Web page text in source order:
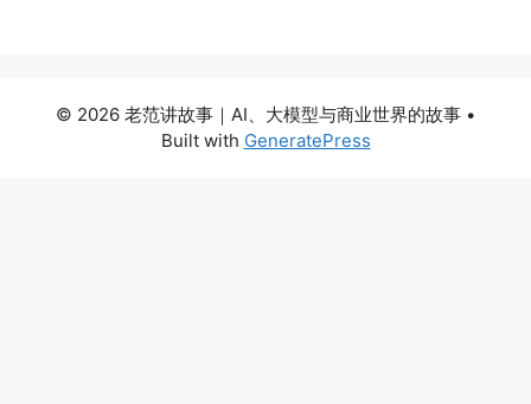
© 2026 老范讲故事｜AI、大模型与商业世界的故事 •
Built with GeneratePress